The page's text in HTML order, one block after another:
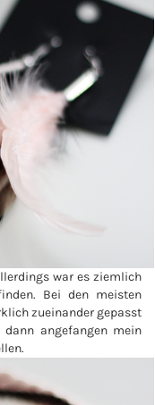
war es ziemlich
Bei den meisten
zueinander gepasst
angefangen mein